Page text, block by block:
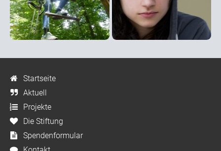
Startseite
Aktuell
Projekte
Die Stiftung
Spendenformular